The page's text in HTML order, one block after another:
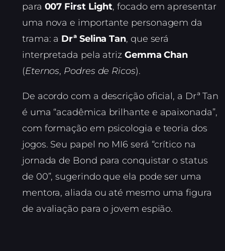
para 007 First Light, focado em apresentar
uma nova e importante personagem da
trama: a Drª Selina Tan, que será
interpretada pela atriz Gemma Chan
(Eternos, Podres de Ricos).
De acordo com a descrição oficial, a Drª Tan
é uma “acadêmica brilhante e apaixonada”,
com formação em psicologia e teoria dos
jogos. Seu papel no MI6 será “crítico na
jornada de Bond para conquistar o status
de 00”, sugerindo que ela pode ser uma
mentora, aliada ou até mesmo uma figura
de avaliação para o jovem espião.